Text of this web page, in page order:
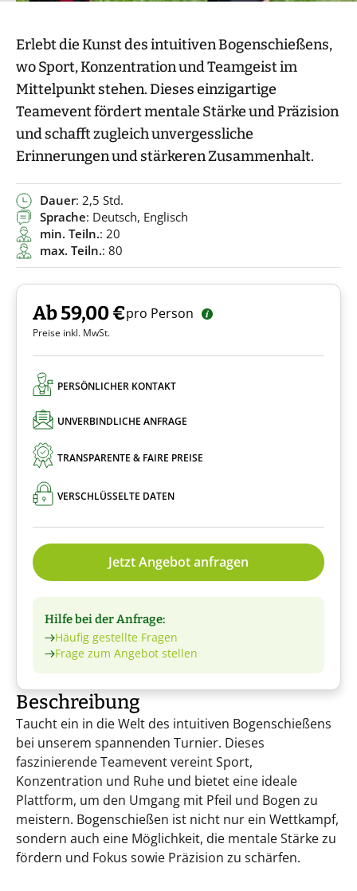
Erlebt die Kunst des intuitiven Bogenschießens,
wo Sport, Konzentration und Teamgeist im
Mittelpunkt stehen. Dieses einzigartige
Teamevent fördert mentale Stärke und Präzision
und schafft zugleich unvergessliche
Erinnerungen und stärkeren Zusammenhalt.
Dauer: 2,5 Std.
Sprache: Deutsch, Englisch
min. Teiln.: 20
max. Teiln.: 80
Ab 59,00 €pro Person
Preise inkl. MwSt.
PERSÖNLICHER KONTAKT
UNVERBINDLICHE ANFRAGE
TRANSPARENTE & FAIRE PREISE
VERSCHLÜSSELTE DATEN
Jetzt Angebot anfragen
Hilfe bei der Anfrage:
Häufig gestellte Fragen
Frage zum Angebot stellen
Beschreibung
Taucht ein in die Welt des intuitiven Bogenschießens
bei unserem spannenden Turnier. Dieses
faszinierende Teamevent vereint Sport,
Konzentration und Ruhe und bietet eine ideale
Plattform, um den Umgang mit Pfeil und Bogen zu
meistern. Bogenschießen ist nicht nur ein Wettkampf,
sondern auch eine Möglichkeit, die mentale Stärke zu
fördern und Fokus sowie Präzision zu schärfen.